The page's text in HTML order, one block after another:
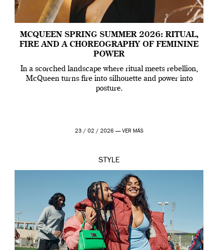
MCQUEEN SPRING SUMMER 2026: RITUAL,
FIRE AND A CHOREOGRAPHY OF FEMININE
POWER
In a scorched landscape where ritual meets rebellion,
McQueen turns fire into silhouette and power into
posture.
23 / 02 / 2026 — VER MÁS
STYLE